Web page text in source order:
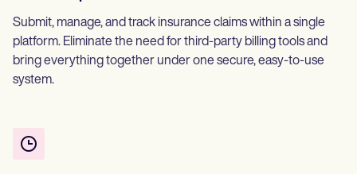
Submit, manage, and track insurance claims within a single
platform. Eliminate the need for third-party billing tools and
bring everything together under one secure, easy-to-use
system.